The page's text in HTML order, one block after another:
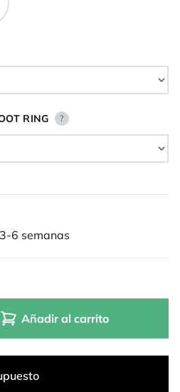
RING ?
6 semanas
Añadir al carrito